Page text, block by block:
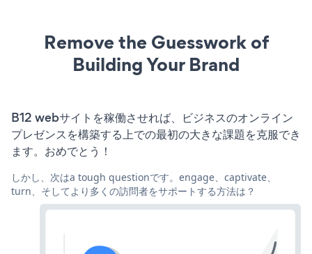
Remove the Guesswork of
Building Your Brand
B12 webサイトを稼働させれば、ビジネスのオンライン
プレゼンスを構築する上での最初の大きな課題を克服でき
ます。おめでとう！
しかし、次はa tough questionです。engage、captivate、
turn、そしてより多くの訪問者をサポートする方法は？